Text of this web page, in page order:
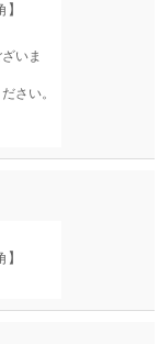
】
いま
さい。
】